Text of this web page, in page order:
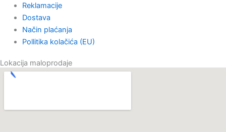
Reklamacije
Dostava
Način plaćanja
Pollitika kolačića (EU)
Lokacija maloprodaje